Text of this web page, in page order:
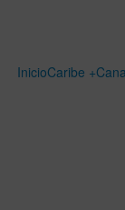
InicioCaribe +